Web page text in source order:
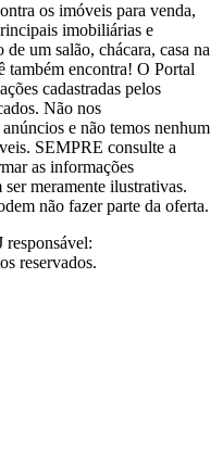
os imóveis para venda,
imobiliárias e
um salão, chácara, casa na
também encontra! O Portal
cadastradas pelos
Não nos
e não temos nenhum
SEMPRE consulte a
as informações
meramente ilustrativas.
não fazer parte da oferta.
reservados.